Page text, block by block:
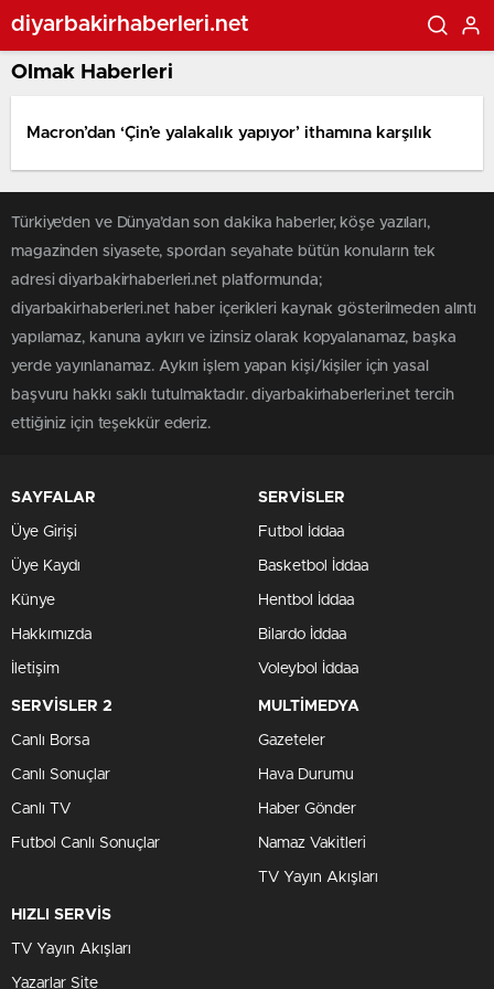
diyarbakirhaberleri.net
Olmak Haberleri
Macron’dan ‘Çin’e yalakalık yapıyor’ ithamına karşılık
Türkiye'den ve Dünya’dan son dakika haberler, köşe yazıları,
magazinden siyasete, spordan seyahate bütün konuların tek
adresi diyarbakirhaberleri.net platformunda;
diyarbakirhaberleri.net haber içerikleri kaynak gösterilmeden alıntı
yapılamaz, kanuna aykırı ve izinsiz olarak kopyalanamaz, başka
yerde yayınlanamaz. Aykırı işlem yapan kişi/kişiler için yasal
başvuru hakkı saklı tutulmaktadır. diyarbakirhaberleri.net tercih
ettiğiniz için teşekkür ederiz.
SAYFALAR
Üye Girişi
Üye Kaydı
Künye
Hakkımızda
İletişim
SERVİSLER
Futbol İddaa
Basketbol İddaa
Hentbol İddaa
Bilardo İddaa
Voleybol İddaa
SERVİSLER 2
Canlı Borsa
Canlı Sonuçlar
Canlı TV
Futbol Canlı Sonuçlar
MULTİMEDYA
Gazeteler
Hava Durumu
Haber Gönder
Namaz Vakitleri
TV Yayın Akışları
HIZLI SERVİS
TV Yayın Akışları
Yazarlar Site